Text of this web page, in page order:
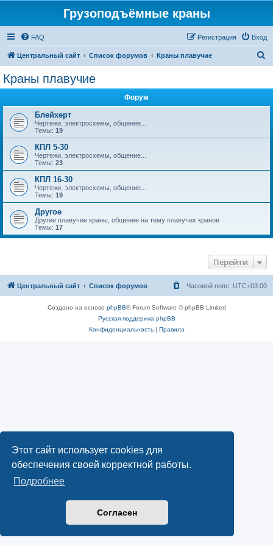
Этот сайт использует cookies для
обеспечения своей корректной работы.
Подробнее
Согласен
Грузоподъёмные краны
FAQ Вход
Регистрация
Центральный сайт Список форумов Краны плавучие
Краны плавучие
Форум
Блейхерт
Чертежи, электросхемы, общение...
Темы: 19
КПЛ 5-30
Чертежи, электросхемы, общение...
Темы: 23
КПЛ 16-30
Чертежи, электросхемы, общение...
Темы: 19
Другое
Другие плавучие краны, общение на тему плавучих кранов
Темы: 17
Перейти
Центральный сайт Список форумов Часовой пояс: UTC+03:00
Создано на основе phpBB® Forum Software © phpBB Limited
Русская поддержка phpBB
Конфиденциальность| Правила